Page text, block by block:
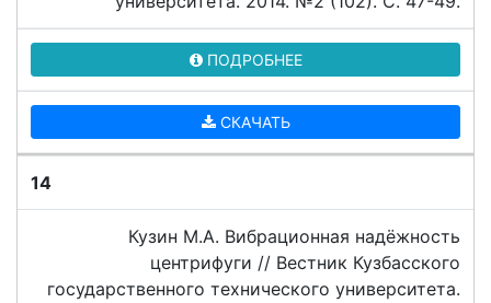
ПОДРОБНЕЕ
СКАЧАТЬ
14
Кузин М.А. Вибрационная надёжность
центрифуги // Вестник Кузбасского
государственного технического университета.